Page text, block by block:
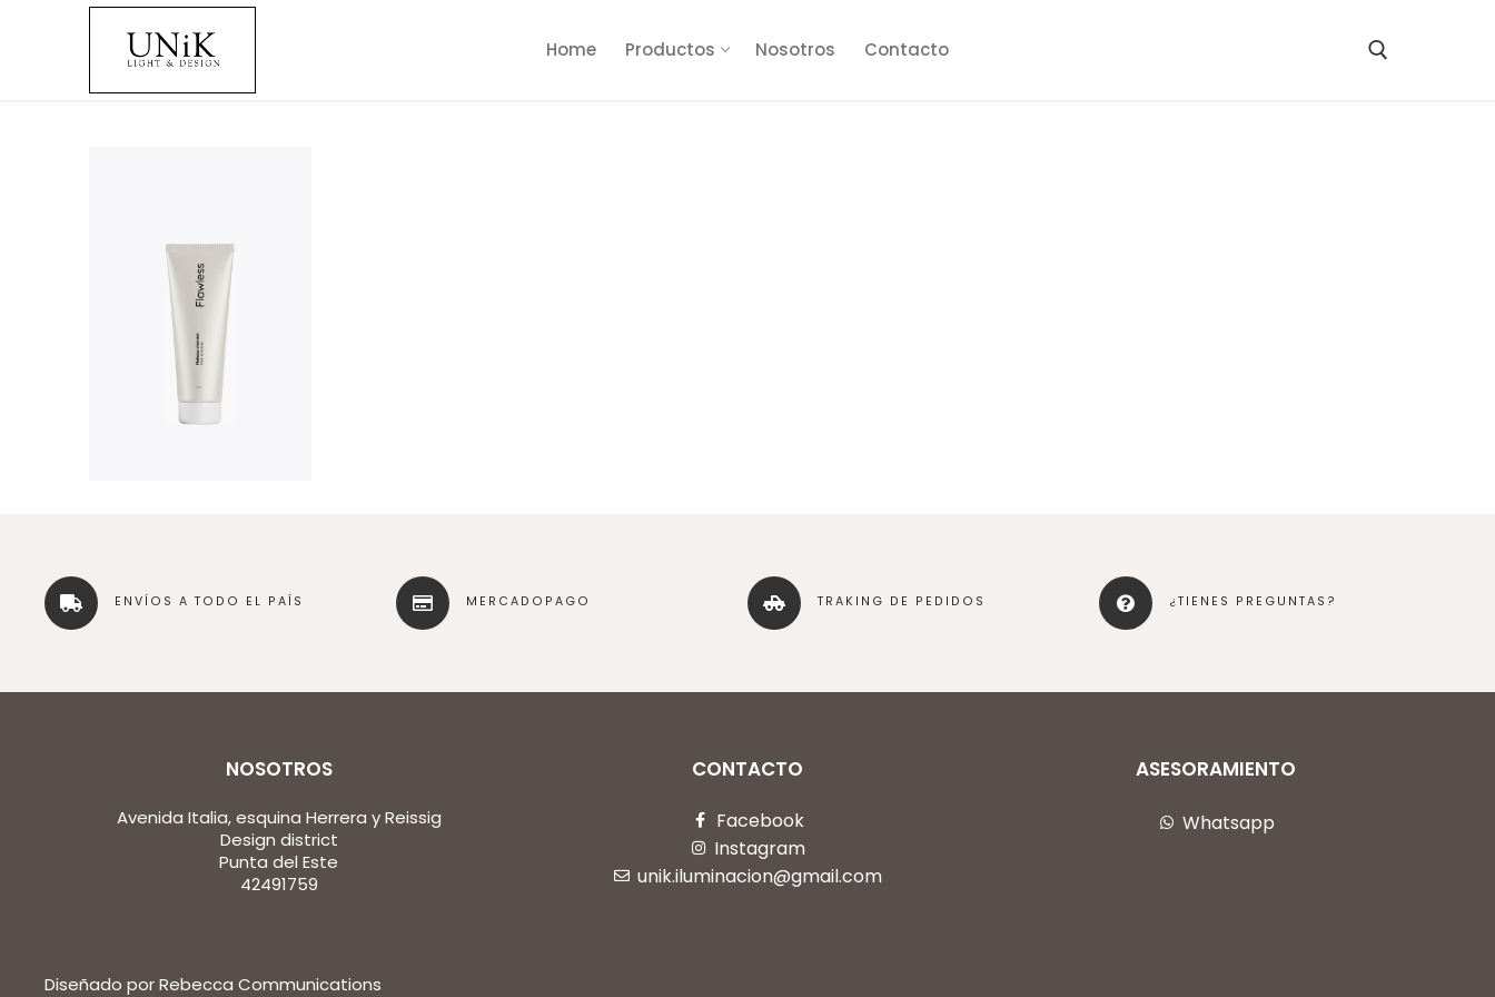
Home Productos Nosotros Contacto
ENVÍOS A TODO EL PAÍS MERCADOPAGO TRAKING DE PEDIDOS ¿TIENES PREGUNTAS?
NOSOTROS
Avenida Italia, esquina Herrera y Reissig
Design district
Punta del Este
42491759
CONTACTO
Facebook
Instagram
unik.iluminacion@gmail.com
ASESORAMIENTO
Whatsapp
Diseñado por Rebecca Communications